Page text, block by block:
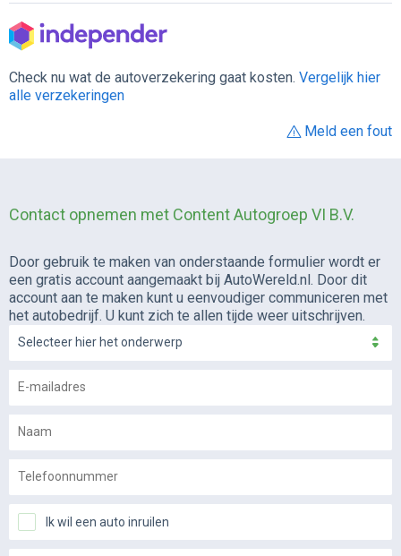
Check nu wat de autoverzekering gaat kosten. Vergelijk hier
alle verzekeringen
Meld een fout
Contact opnemen met Content Autogroep VI B.V.
Door gebruik te maken van onderstaande formulier wordt er
een gratis account aangemaakt bij AutoWereld.nl. Door dit
account aan te maken kunt u eenvoudiger communiceren met
het autobedrijf. U kunt zich te allen tijde weer uitschrijven.
Selecteer hier het onderwerp
Ik wil een auto inruilen